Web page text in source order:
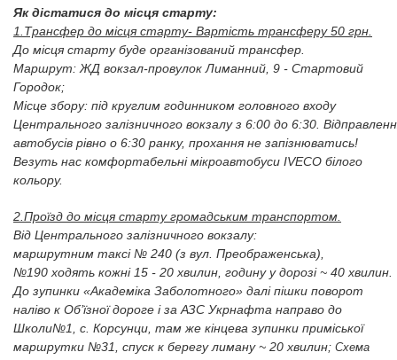
Як дістатися до місця старту:
1.Трансфер до місця старту- Вартість трансферу 50 грн.
До місця старту буде організований трансфер.
Маршрут: ЖД вокзал-провулок Лиманний, 9 - Стартовий
Городок;
Місце збору: під круглим годинником головного входу
Центрального залізничного вокзалу з 6:00 до 6:30.
автобусів рівно о 6:30 ранку, прохання не запізнюватись!
Везуть нас комфортабельні мікроавтобуси IVECO білого
кольору.
2.Проїзд до місця старту громадським транспортом.
Від Центрального залізничного вокзалу:
маршрутним таксі № 240 (з вул. Преображенська),
№190 ходять кожні 15 - 20 хвилин, годину у дорозі ~ 40 хвилин.
До зупинки «Академіка Заболотного» далі пішки поворот
наліво к Об’їзної дороге і за АЗС Укрнафта направо до
Школи№1, с. Корсунци, там же кінцева зупинки приміської
маршрутки №31, спуск к берегу лиману ~ 20 хвилин; Схема